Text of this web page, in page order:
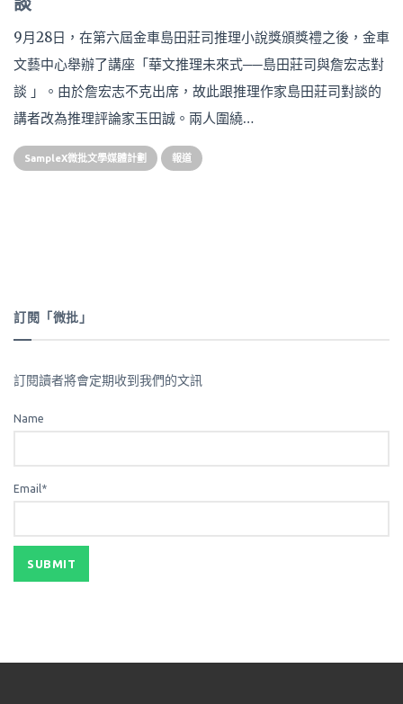
9月28日，在第六屆金車島田莊司推理小說獎頒獎禮之後，金車
文藝中心舉辦了講座「華文推理未來式──島田莊司與詹宏志對
談 」。由於詹宏志不克出席，故此跟推理作家島田莊司對談的
講者改為推理評論家玉田誠。兩人圍繞…
SampleX微批文學媒體計劃 報道
訂閱「微批」
訂閱讀者將會定期收到我們的文訊
Name
Email*